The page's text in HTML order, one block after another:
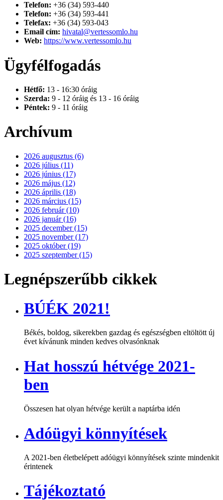
Telefon: +36 (34) 593-440
Telefon: +36 (34) 593-441
Telefax: +36 (34) 593-043
Email cím: hivatal@vertessomlo.hu
Web: https://www.vertessomlo.hu
Ügyfélfogadás
Hétfő: 13 - 16:30 óráig
Szerda: 9 - 12 óráig és 13 - 16 óráig
Péntek: 9 - 11 óráig
Archívum
2026 augusztus (6)
2026 július (11)
2026 június (17)
2026 május (12)
2026 április (18)
2026 március (15)
2026 február (10)
2026 január (16)
2025 december (15)
2025 november (17)
2025 október (19)
2025 szeptember (15)
Legnépszerűbb cikkek
BÚÉK 2021!
Békés, boldog, sikerekben gazdag és egészségben eltöltött új
évet kívánunk minden kedves olvasónknak
Hat hosszú hétvége 2021-
ben
Összesen hat olyan hétvége került a naptárba idén
Adóügyi könnyítések
A 2021-ben életbelépett adóügyi könnyítések szinte mindenkit
érintenek
Tájékoztató